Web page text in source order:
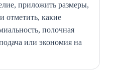
приложить размеры,
отметить, какие
полочная
или экономия на